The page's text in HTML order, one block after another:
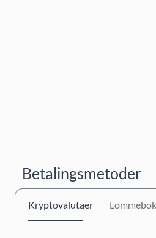
Betalingsmetoder
Kryptovalutaer